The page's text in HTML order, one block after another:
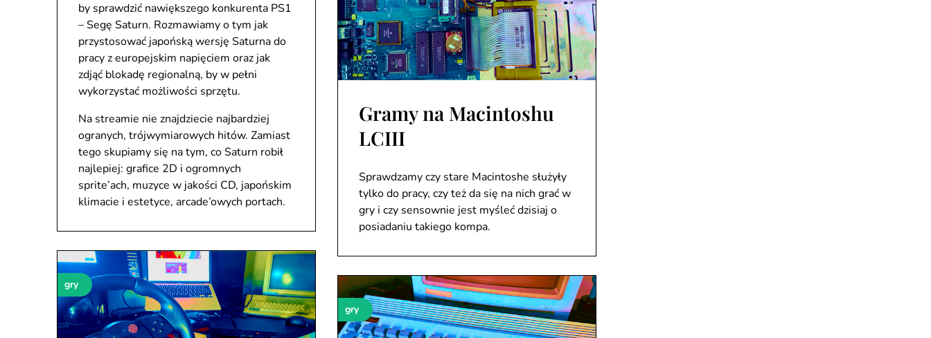
by sprawdzić nawiększego konkurenta PS1
– Segę Saturn. Rozmawiamy o tym jak
przystosować japońską wersję Saturna do
pracy z europejskim napięciem oraz jak
zdjąć blokadę regionalną, by w pełni
wykorzystać możliwości sprzętu.
Na streamie nie znajdziecie najbardziej
ogranych, trójwymiarowych hitów. Zamiast
tego skupiamy się na tym, co Saturn robił
najlepiej: grafice 2D i ogromnych
sprite’ach, muzyce w jakości CD, japońskim
klimacie i estetyce, arcade’owych portach.
gry
Gramy na Macintoshu
LCIII
Sprawdzamy czy stare Macintoshe służyły
tylko do pracy, czy też da się na nich grać w
gry i czy sensownie jest myśleć dzisiaj o
posiadaniu takiego kompa.
gry